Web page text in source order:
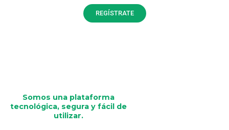
REGÍSTRATE
Somos una plataforma
tecnológica, segura y fácil de
utilizar.